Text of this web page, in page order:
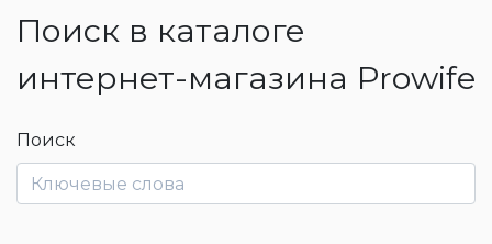
Поиск в каталоге
интернет-магазина Prowife
Поиск